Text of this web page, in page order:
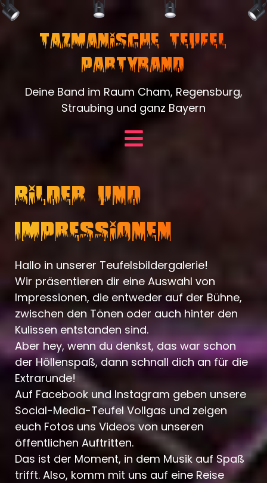
Tazmanische Teufel
Partyband
Deine Band im Raum Cham, Regensburg,
Straubing und ganz Bayern
Bilder und
Impressionen
Hallo in unserer Teufelsbildergalerie!
Wir präsentieren dir eine Auswahl von
Impressionen, die entweder auf der Bühne,
zwischen den Tönen oder auch hinter den
Kulissen entstanden sind.
Aber hey, wenn du denkst, das war schon
der Höllenspaß, dann schnall dich an für die
Extrarunde!
Auf Facebook und Instagram geben unsere
Social-Media-Teufel Vollgas und zeigen
euch Fotos uns Videos von unseren
öffentlichen Auftritten.
Das ist der Moment, in dem Musik auf Spaß
trifft. Also, komm mit uns auf eine Reise